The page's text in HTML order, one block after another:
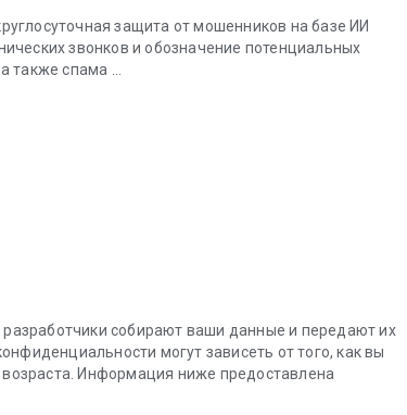
защита от мошенников на базе ИИ
звонков и обозначение потенциальных
также спама
Avast — вашего встроенного партнера на базе ИИ —
о зараженных шпионским и рекламным ПО
атак через электронную почту и зараженные сайты.
сканированиям и предупреждениям.Наш
собирают ваши данные и передают их
могут зависеть от того, как вы
Информация ниже предоставлена